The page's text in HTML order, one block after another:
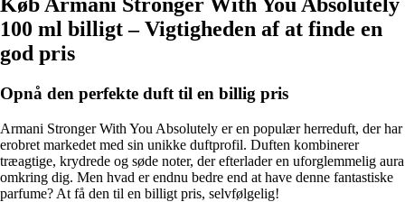
100 ml billigt – Vigtigheden af at finde en
god pris
Opnå den perfekte duft til en billig pris
Armani Stronger With You Absolutely er en populær herreduft, der har
erobret markedet med sin unikke duftprofil. Duften kombinerer
træagtige, krydrede og søde noter, der efterlader en uforglemmelig aura
omkring dig. Men hvad er endnu bedre end at have denne fantastiske
parfume? At få den til en billigt pris, selvfølgelig!